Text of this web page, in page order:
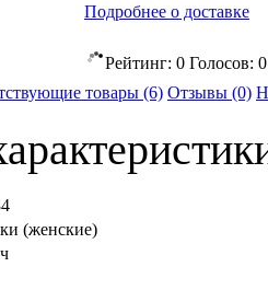
Подробнее о доставке
Рейтинг: 0 Голосов: 0
товары (6) Отзывы (0)
(женские)